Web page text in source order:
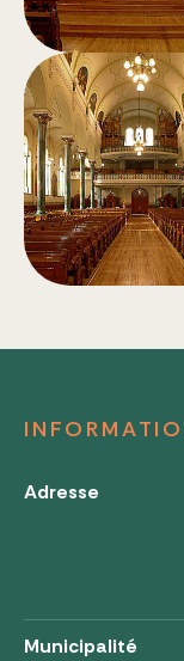
Adresse
Municipalité